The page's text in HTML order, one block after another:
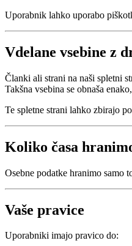
Uporabnik lahko uporabo
Vdelane vsebine z
Članki ali strani na naši spletni
Takšna vsebina se obnaša
Te spletne strani lahko zbirajo
Koliko časa
Osebne podatke hranimo samo
Vaše pravice
Uporabniki imajo pravico do: